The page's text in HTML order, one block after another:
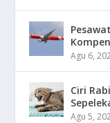
Agu 6,
Ciri
Agu 5,